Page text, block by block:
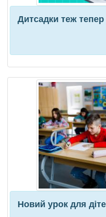
Дитсадки теж
Новий урок для